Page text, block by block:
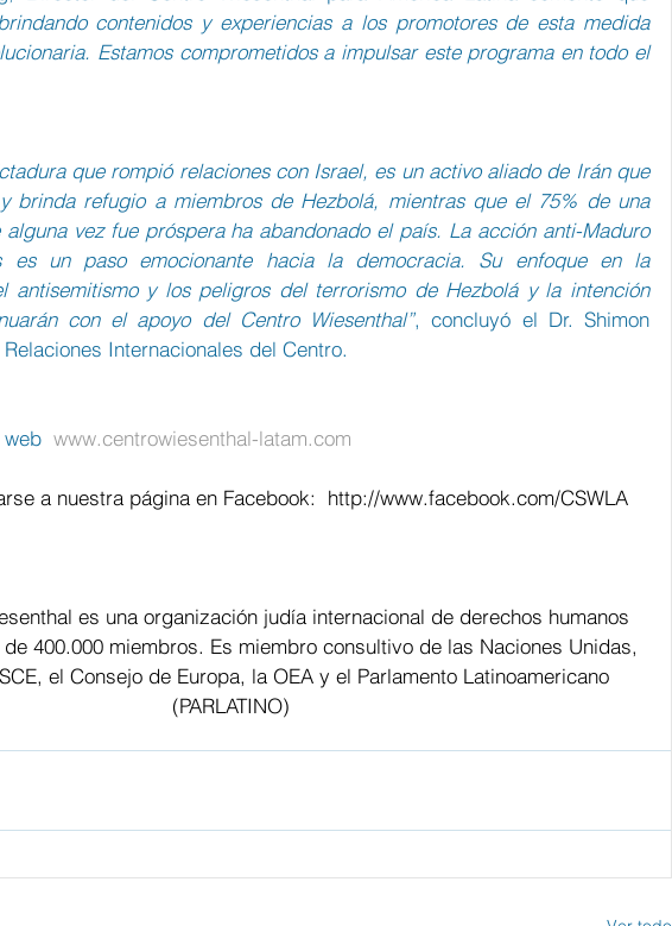
contenidos y experiencias a los promotores de esta medida
Estamos comprometidos a impulsar este programa en todo el
que rompió relaciones con Israel, es un activo aliado de Irán que
brinda refugio a miembros de Hezbolá, mientras que el 75% de una
vez fue próspera ha abandonado el país. La acción anti-Maduro
es un paso emocionante hacia la democracia. Su enfoque en la
antisemitismo y los peligros del terrorismo de Hezbolá y la intención
con el apoyo del Centro Wiesenthal”, concluyó el Dr. Shimon
Internacionales del Centro.
www.centrowiesenthal-latam.com
a nuestra página en Facebook: http://www.facebook.com/CSWLA
es una organización judía internacional de derechos humanos
400.000 miembros. Es miembro consultivo de las Naciones Unidas,
el Consejo de Europa, la OEA y el Parlamento Latinoamericano
(PARLATINO)